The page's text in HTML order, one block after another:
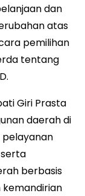
dan
atas
pemilihan
tentang
Giri Prasta
daerah di
pelayanan
berbasis